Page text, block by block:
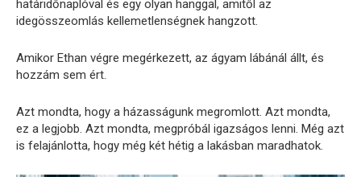
határidőnaplóval és egy olyan hanggal, amitől az
idegösszeomlás kellemetlenségnek hangzott.
Amikor Ethan végre megérkezett, az ágyam lábánál állt, és
hozzám sem ért.
Azt mondta, hogy a házasságunk megromlott. Azt mondta,
ez a legjobb. Azt mondta, megpróbál igazságos lenni. Még azt
is felajánlotta, hogy még két hétig a lakásban maradhatok.